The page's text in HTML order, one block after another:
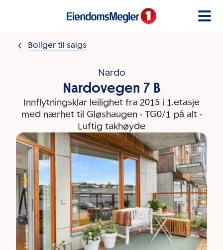
Boliger til salgs
Nardo
Nardovegen 7 B
Innflytningsklar leilighet fra 2015 i 1.etasje
med nærhet til Gløshaugen - TG0/1 på alt -
Luftig takhøyde